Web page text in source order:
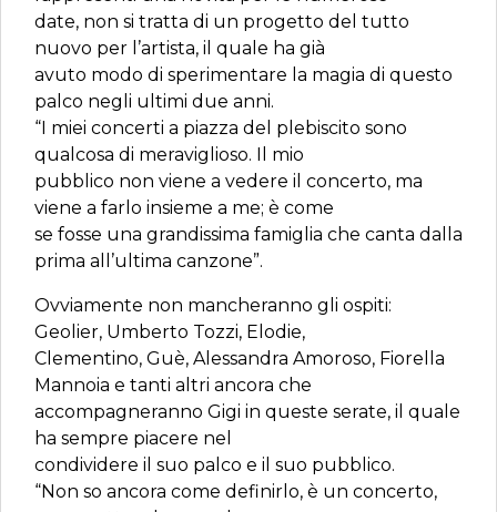
date, non si tratta di un progetto del tutto
nuovo per l’artista, il quale ha già
avuto modo di sperimentare la magia di questo
palco negli ultimi due anni.
“I miei concerti a piazza del plebiscito sono
qualcosa di meraviglioso. Il mio
pubblico non viene a vedere il concerto, ma
viene a farlo insieme a me; è come
se fosse una grandissima famiglia che canta dalla
prima all’ultima canzone”.
Ovviamente non mancheranno gli ospiti:
Geolier, Umberto Tozzi, Elodie,
Clementino, Guè, Alessandra Amoroso, Fiorella
Mannoia e tanti altri ancora che
accompagneranno Gigi in queste serate, il quale
ha sempre piacere nel
condividere il suo palco e il suo pubblico.
“Non so ancora come definirlo, è un concerto,